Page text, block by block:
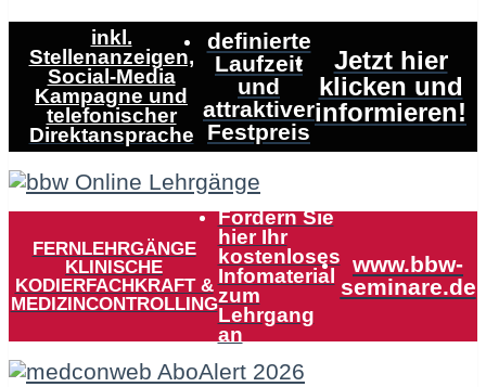
inkl.
Stellenanzeigen,
Social-Media
Kampagne und
telefonischer
Direktansprache
definierte
Laufzeit
und
attraktiver
Festpreis
Jetzt hier
klicken und
informieren!
FERNLEHRGÄNGE
KLINISCHE
KODIERFACHKRAFT &
MEDIZINCONTROLLING
Fordern Sie
hier Ihr
kostenloses
Infomaterial
zum
Lehrgang
an
www.bbw-
seminare.de